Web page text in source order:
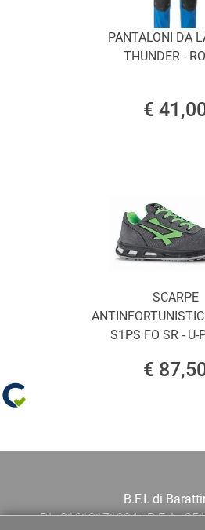
PANTALONI DA
THUNDER -
€
SCARPE
S1PS FO SR - U-
€
B.F.I. di
P.I.: 01613171204 | R.E.A.: